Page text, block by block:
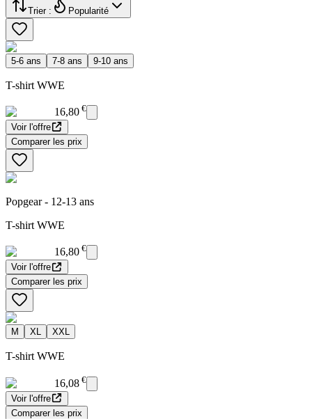
Trier : Popularité
5-6 ans 7-8 ans 9-10 ans
T-shirt WWE
16,80 €
Voir l'offre
Comparer les prix
Popgear - 12-13 ans
T-shirt WWE
16,80 €
Voir l'offre
Comparer les prix
M XL XXL
T-shirt WWE
16,08 €
Voir l'offre
Comparer les prix